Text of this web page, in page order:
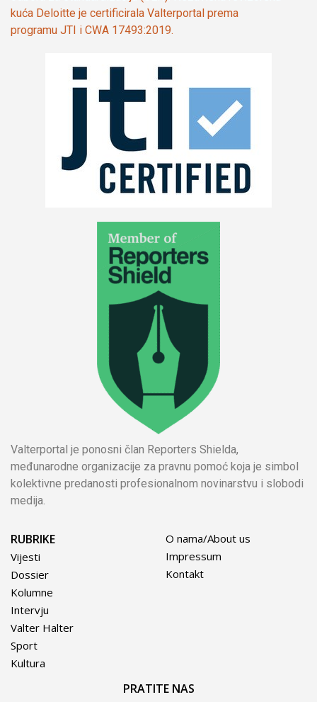
kuća Deloitte je certificirala Valterportal prema
programu JTI i CWA 17493:2019.
Valterportal je ponosni član Reporters Shielda,
međunarodne organizacije za pravnu pomoć koja je simbol
kolektivne predanosti profesionalnom novinarstvu i slobodi
medija.
RUBRIKE
Vijesti
Dossier
Kolumne
Intervju
Valter Halter
Sport
Kultura
O nama/About us
Impressum
Kontakt
PRATITE NAS